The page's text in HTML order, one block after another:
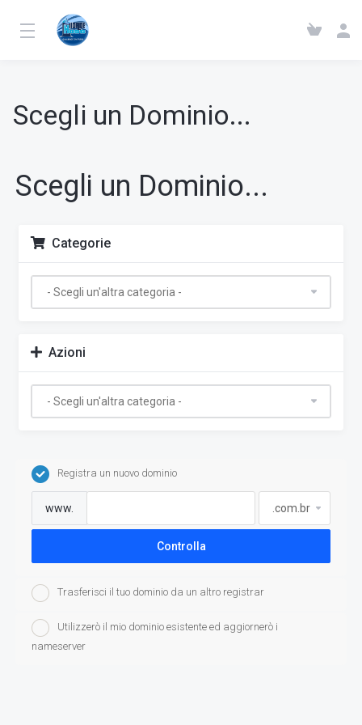
Scegli un Dominio...
Scegli un Dominio...
Categorie
Azioni
Registra un nuovo dominio
www.
Controlla
Trasferisci il tuo dominio da un altro registrar
Utilizzerò il mio dominio esistente ed aggiornerò i
nameserver